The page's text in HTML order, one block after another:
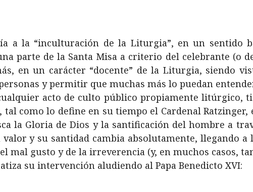
a la “inculturación de la Liturgia”, en un sentido
parte de la Santa Misa a criterio del celebrante (o
en un carácter “docente” de la Liturgia, siendo
y permitir que muchas más lo puedan
acto de culto público propiamente litúrgico,
como lo define en su tiempo el Cardenal Ratzinger,
la Gloria de Dios y la santificación del hombre a
y su santidad cambia absolutamente, llegando a
mal gusto y de la irreverencia (y, en muchos casos,
su intervención aludiendo al Papa Benedicto XVI: